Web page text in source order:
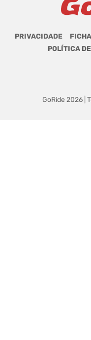
PRIVACIDADE
POLÍTICA
GoRide 2026 |